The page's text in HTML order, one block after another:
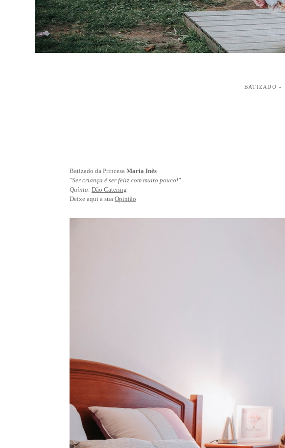
BATIZADO
Batizado da Princesa Maria Inês
"Ser criança é ser feliz com muito pouco!"
Quinta: Dão Catering
Deixe aqui a sua Opinião